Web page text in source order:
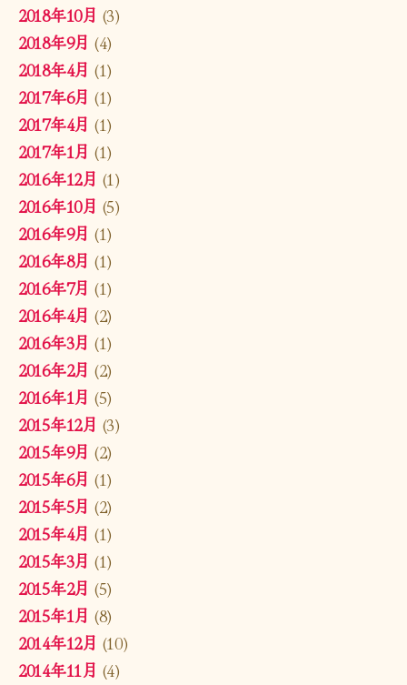
2018年10月 (3)
2018年9月 (4)
2018年4月 (1)
2017年6月 (1)
2017年4月 (1)
2017年1月 (1)
2016年12月 (1)
2016年10月 (5)
2016年9月 (1)
2016年8月 (1)
2016年7月 (1)
2016年4月 (2)
2016年3月 (1)
2016年2月 (2)
2016年1月 (5)
2015年12月 (3)
2015年9月 (2)
2015年6月 (1)
2015年5月 (2)
2015年4月 (1)
2015年3月 (1)
2015年2月 (5)
2015年1月 (8)
2014年12月 (10)
2014年11月 (4)